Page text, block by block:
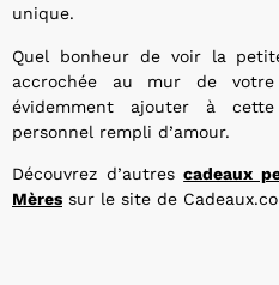
unique.
Quel bonheur de voir la
accrochée au mur de
évidemment ajouter à
personnel rempli d’amour.
Découvrez d’autrescadeaux
Mères sur le site de